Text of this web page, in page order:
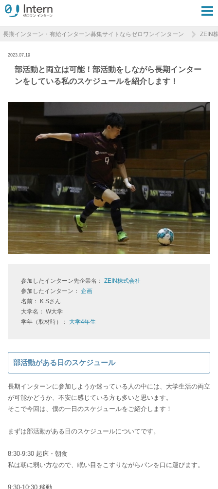
長期インターン・有給インターン募集サイトならゼロワンインターン ZEIN
2023.07.19
部活動と両立は可能！部活動をしながら長期インター
ンをしている私のスケジュールを紹介します！
参加したインターン先企業名： ZEIN株式会社
参加したインターン： 企画
名前： K.Sさん
大学名： W大学
学年（取材時）： 大学4年生
部活動がある日のスケジュール
長期インターンに参加しようか迷っている人の中には、大学生活の両立
が可能かどうか、不安に感じている方も多いと思います。
そこで今回は、僕の一日のスケジュールをご紹介します！
まずは部活動がある日のスケジュールについてです。
8:30-9:30 起床・朝食
私は朝に弱い方なので、眠い目をこすりながらパンを口に運びます。
9:30-10:30 移動